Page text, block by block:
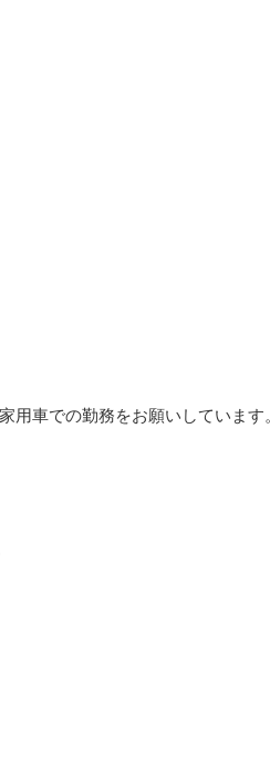
用車での勤務をお願いしています